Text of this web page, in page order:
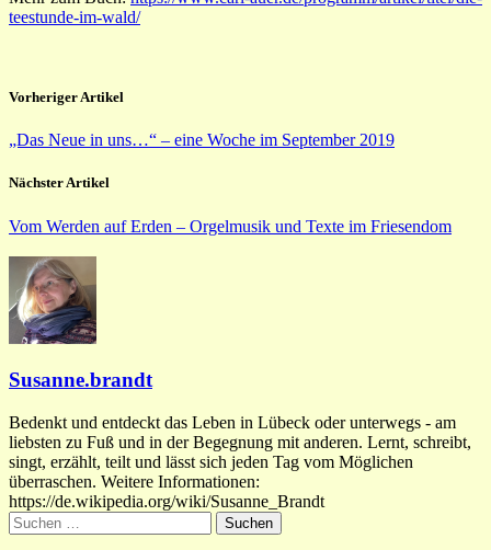
teestunde-im-wald/
Vorheriger Artikel
„Das Neue in uns…“ – eine Woche im September 2019
Nächster Artikel
Vom Werden auf Erden – Orgelmusik und Texte im Friesendom
Susanne.brandt
Bedenkt und entdeckt das Leben in Lübeck oder unterwegs - am
liebsten zu Fuß und in der Begegnung mit anderen. Lernt, schreibt,
singt, erzählt, teilt und lässt sich jeden Tag vom Möglichen
überraschen. Weitere Informationen:
https://de.wikipedia.org/wiki/Susanne_Brandt
Suchen
nach: